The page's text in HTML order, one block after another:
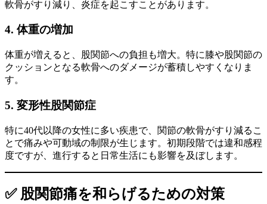
軟骨がすり減り、炎症を起こすことがあります。
4. 体重の増加
体重が増えると、股関節への負担も増大。特に膝や股関節の
クッションとなる軟骨へのダメージが蓄積しやすくなりま
す。
5. 変形性股関節症
特に40代以降の女性に多い疾患で、関節の軟骨がすり減るこ
とで痛みや可動域の制限が生じます。初期段階では違和感程
度ですが、進行すると日常生活にも影響を及ぼします。
✅ 股関節痛を和らげるための対策